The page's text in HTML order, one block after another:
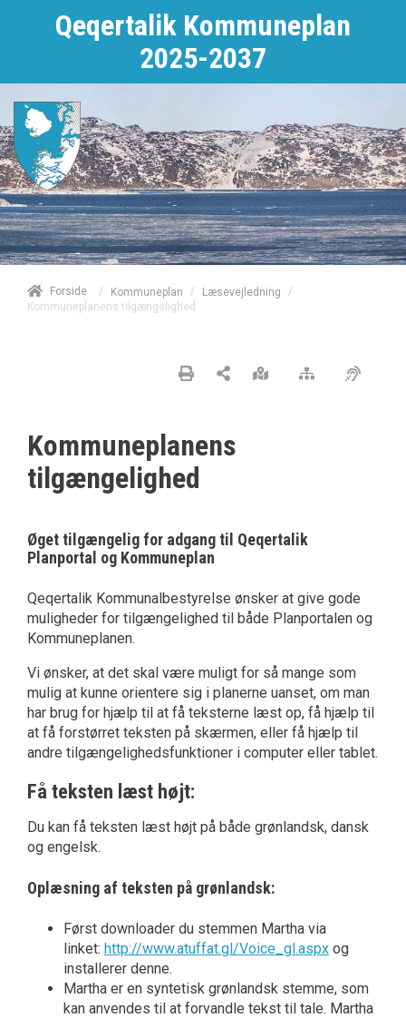
Qeqertalik Kommuneplan
2025-2037
Forside / Kommuneplan / Læsevejledning
/
Kommuneplanens tilgængelighed
Kommuneplanens
tilgængelighed
Øget tilgængelig for adgang til Qeqertalik
Planportal og Kommuneplan
Qeqertalik Kommunalbestyrelse ønsker at give gode
muligheder for tilgængelighed til både Planportalen og
Kommuneplanen.
Vi ønsker, at det skal være muligt for så mange som
mulig at kunne orientere sig i planerne uanset, om man
har brug for hjælp til at få teksterne læst op, få hjælp til
at få forstørret teksten på skærmen, eller få hjælp til
andre tilgængelighedsfunktioner i computer eller tablet.
Få teksten læst højt:
Du kan få teksten læst højt på både grønlandsk, dansk
og engelsk.
Oplæsning af teksten på grønlandsk:
Først downloader du stemmen Martha via
linket: http://www.atuffat.gl/Voice_gl.aspx og
installerer denne.
Martha er en syntetisk grønlandsk stemme, som
kan anvendes til at forvandle tekst til tale. Martha